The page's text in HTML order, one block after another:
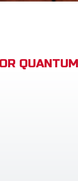
QUANTUM